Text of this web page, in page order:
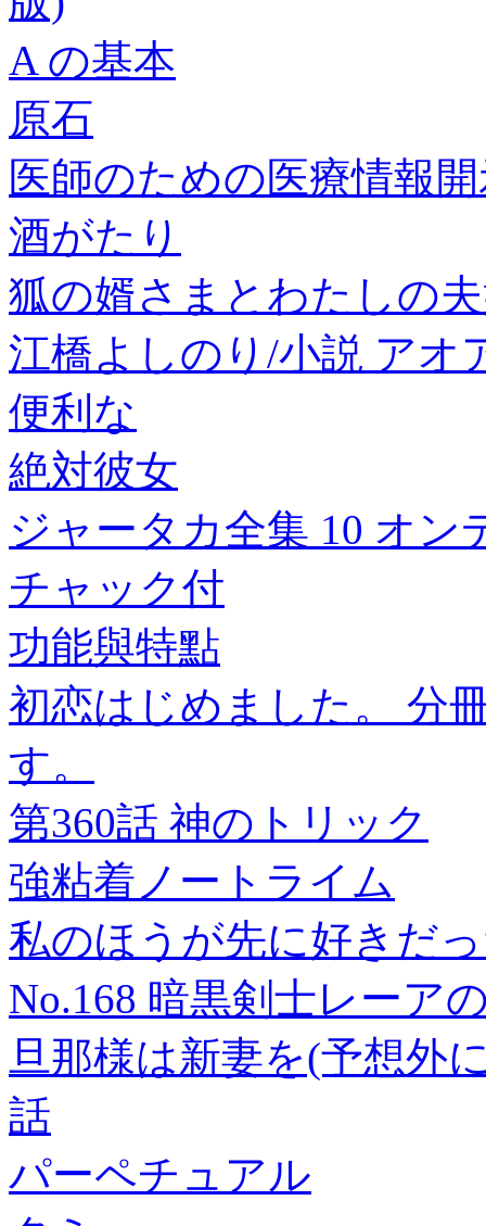
A の基本
原石
医師のための医療情報
酒がたり
狐の婿さまとわたしの
江橋よしのり/小説 アオ
便利な
絶対彼女
ジャータカ全集 10 オン
チャック付
功能與特點
初恋はじめました。 分
す。
第360話 神のトリック
強粘着ノートライム
私のほうが先に好きだ
No.168 暗黒剣士レーア
旦那様は新妻を(予想外
話
パーペチュアル